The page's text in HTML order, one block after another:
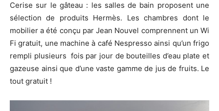
Cerise sur le gâteau : les salles de bain proposent une
sélection de produits Hermès. Les chambres dont le
mobilier a été conçu par Jean Nouvel comprennent un Wi
Fi gratuit, une machine à café Nespresso ainsi qu’un frigo
rempli plusieurs fois par jour de bouteilles d’eau plate et
gazeuse ainsi que d’une vaste gamme de jus de fruits. Le
tout gratuit !